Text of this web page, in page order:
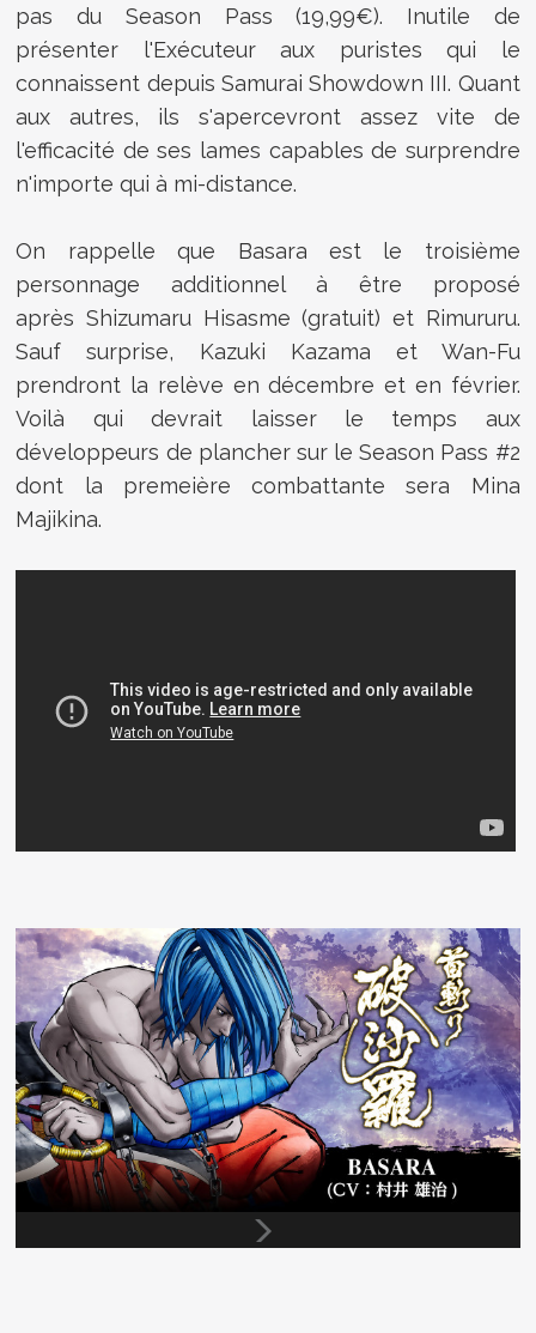
pas du Season Pass (19,99€). Inutile de
présenter l'Exécuteur aux puristes qui le
connaissent depuis Samurai Showdown III. Quant
aux autres, ils s'apercevront assez vite de
l'efficacité de ses lames capables de surprendre
n'importe qui à mi-distance.
On rappelle que Basara est le troisième
personnage additionnel à être proposé
aprèsShizumaru Hisasme (gratuit) et Rimururu.
Sauf surprise, Kazuki Kazama et Wan-Fu
prendront la relève en décembre et en février.
Voilà qui devrait laisser le temps aux
développeurs de plancher sur le Season Pass #2
dont la premeière combattante sera Mina
Majikina.